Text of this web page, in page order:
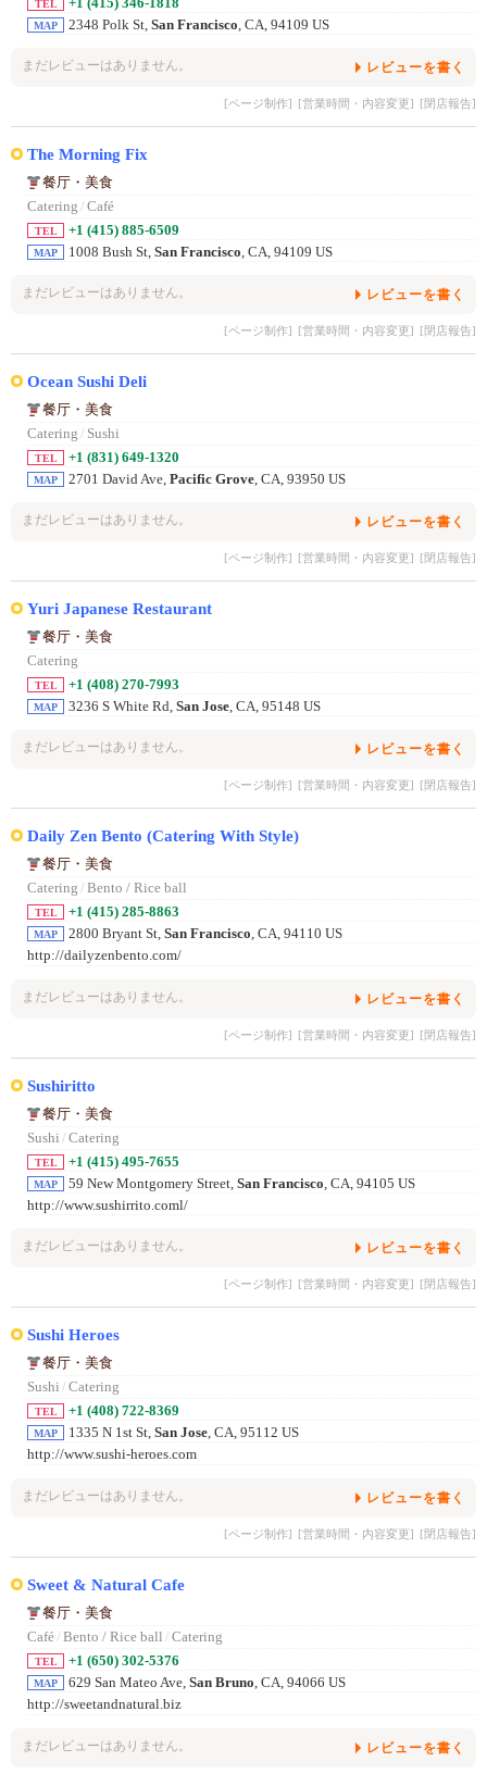
TEL +1 (415) 346-1818
MAP 2348 Polk St, San Francisco, CA, 94109 US
まだレビューはありません。 レビューを書く
[ページ制作] [営業時間・内容変更] [閉店報告]
The Morning Fix
餐厅・美食
Catering / Café
TEL +1 (415) 885-6509
MAP 1008 Bush St, San Francisco, CA, 94109 US
まだレビューはありません。 レビューを書く
[ページ制作] [営業時間・内容変更] [閉店報告]
Ocean Sushi Deli
餐厅・美食
Catering / Sushi
TEL +1 (831) 649-1320
MAP 2701 David Ave, Pacific Grove, CA, 93950 US
まだレビューはありません。 レビューを書く
[ページ制作] [営業時間・内容変更] [閉店報告]
Yuri Japanese Restaurant
餐厅・美食
Catering
TEL +1 (408) 270-7993
MAP 3236 S White Rd, San Jose, CA, 95148 US
まだレビューはありません。 レビューを書く
[ページ制作] [営業時間・内容変更] [閉店報告]
Daily Zen Bento (Catering With Style)
餐厅・美食
Catering / Bento / Rice ball
TEL +1 (415) 285-8863
MAP 2800 Bryant St, San Francisco, CA, 94110 US
http://dailyzenbento.com/
まだレビューはありません。 レビューを書く
[ページ制作] [営業時間・内容変更] [閉店報告]
Sushiritto
餐厅・美食
Sushi / Catering
TEL +1 (415) 495-7655
MAP 59 New Montgomery Street, San Francisco , CA, 94105 US
http://www.sushirrito.coml/
まだレビューはありません。 レビューを書く
[ページ制作] [営業時間・内容変更] [閉店報告]
Sushi Heroes
餐厅・美食
Sushi / Catering
TEL +1 (408) 722-8369
MAP 1335 N 1st St, San Jose, CA, 95112 US
http://www.sushi-heroes.com
まだレビューはありません。 レビューを書く
[ページ制作] [営業時間・内容変更] [閉店報告]
Sweet & Natural Cafe
餐厅・美食
Café/ Bento / Rice ball / Catering
TEL +1 (650) 302-5376
MAP 629 San Mateo Ave, San Bruno, CA, 94066 US
http://sweetandnatural.biz
まだレビューはありません。 レビューを書く